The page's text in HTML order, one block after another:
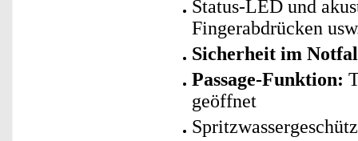
Status-LED und
Fingerabdrücken
Sicherheit im
Passage-Funktion:
geöffnet